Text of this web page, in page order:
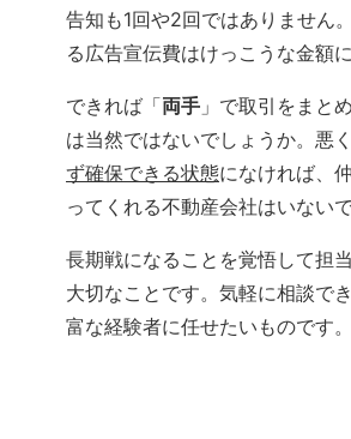
告知も1回や2回ではありません
る広告宣伝費はけっこうな金額に
できれば「両手 」で取引をまと
は当然ではないでしょうか。悪
ず確保できる状態になければ、
ってくれる不動産会社はいないで
長期戦になることを覚悟して担
大切なことです。気軽に相談で
富な経験者に任せたいものです。